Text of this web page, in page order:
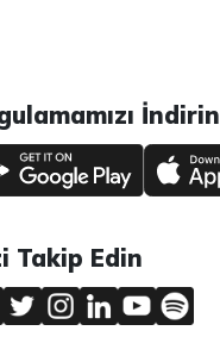
İndirin
Takip Edin